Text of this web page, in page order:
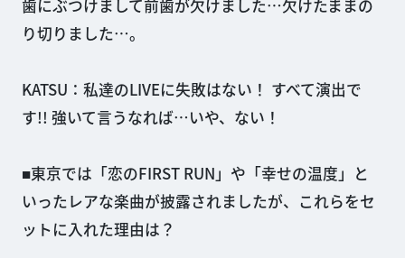
歯にぶつけまして前歯が欠けました…欠けたままの
り切りました…。
KATSU：私達のLIVEに失敗はない！ すべて演出で
す!! 強いて言うなれば…いや、ない！
■東京では「恋のFIRST RUN」や「幸せの温度」と
いったレアな楽曲が披露されましたが、これらをセ
ットに入れた理由は？